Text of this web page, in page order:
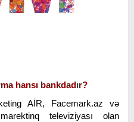
hansı bankdadır?
AİR, Facemark.az və
televiziyası olan